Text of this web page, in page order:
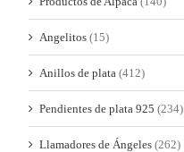
Angelitos (15)
Anillos de plata (412)
Pendientes de plata 925 (234)
Llamadores de Ángeles (262)